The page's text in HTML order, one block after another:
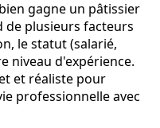
gagne un pâtissier
de plusieurs facteurs
le statut (salarié,
niveau d'expérience.
et réaliste pour
professionnelle avec